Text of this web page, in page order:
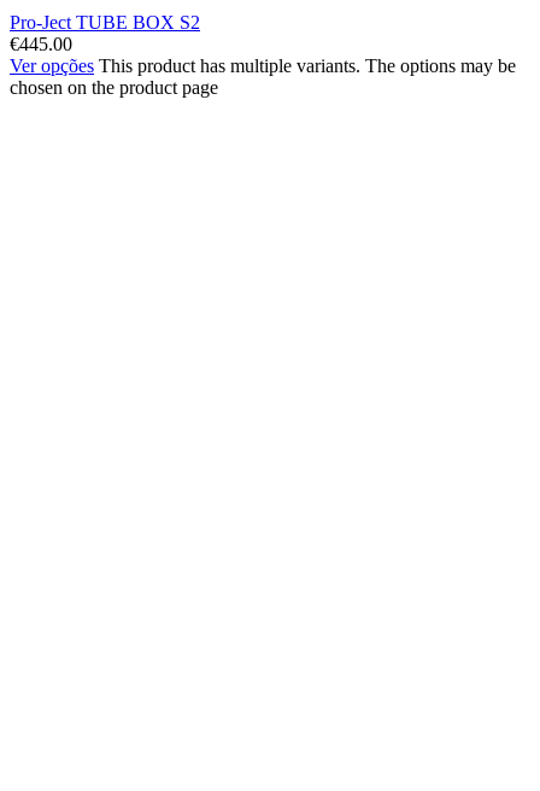
Pro-Ject TUBE BOX S2
€445.00
Ver opções This product has multiple variants. The options may be
chosen on the product page